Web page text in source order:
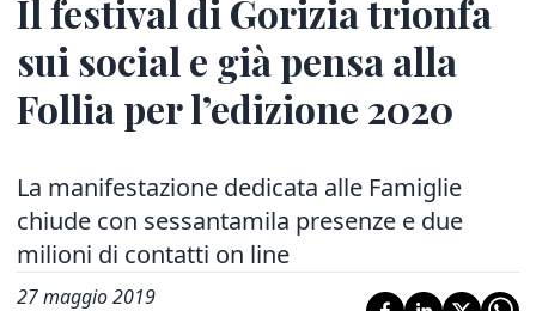
Il festival di Gorizia trionfa
sui social e già pensa alla
Follia per l’edizione 2020
La manifestazione dedicata alle Famiglie
chiude con sessantamila presenze e due
milioni di contatti on line
27 maggio 2019